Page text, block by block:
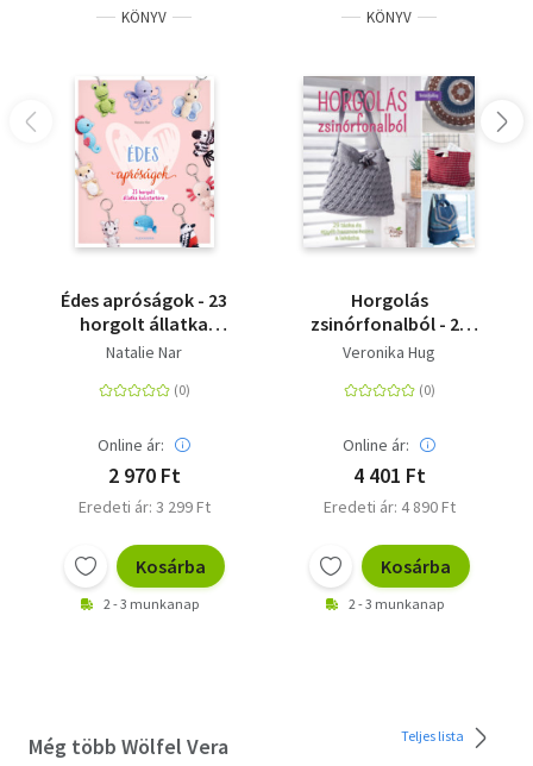
KÖNYV
Édes apróságok - 23
horgolt állatka
kulcstartóra
Natalie Nar
Online ár:
2 970 Ft
Eredeti ár: 3 299 Ft
Kosárba
2 - 3 munkanap
KÖNYV
Horgolás
zsinórfonalból - 29
táska és egyéb
lakásba
Veronika Hug
Online ár:
4 401 Ft
Eredeti ár: 4 890 Ft
Kosárba
2 - 3 munkanap
Még több Wölfel Vera Teljes lista